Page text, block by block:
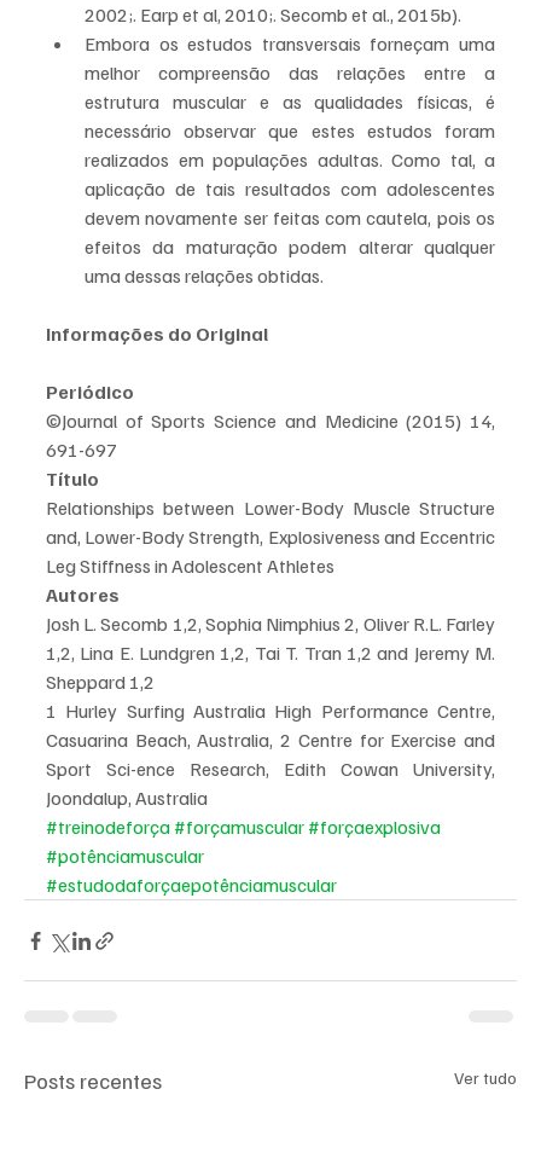
2002;. Earp et al, 2010;. Secomb et al., 2015b).
Embora os estudos transversais forneçam uma
melhor compreensão das relações entre a
estrutura muscular e as qualidades físicas, é
necessário observar que estes estudos foram
realizados em populações adultas. Como tal, a
aplicação de tais resultados com adolescentes
devem novamente ser feitas com cautela, pois os
efeitos da maturação podem alterar qualquer
uma dessas relações obtidas.
Informações do Original
Periódico
©Journal of Sports Science and Medicine (2015) 14,
691-697
Título
Relationships between Lower-Body Muscle Structure
and, Lower-Body Strength, Explosiveness and Eccentric
Leg Stiffness in Adolescent Athletes
Autores
Josh L. Secomb 1,2, Sophia Nimphius 2, Oliver R.L. Farley
1,2, Lina E. Lundgren 1,2, Tai T. Tran 1,2 and Jeremy M.
Sheppard 1,2
1 Hurley Surfing Australia High Performance Centre,
Casuarina Beach, Australia, 2 Centre for Exercise and
Sport Sci-ence Research, Edith Cowan University,
Joondalup, Australia
#treinodeforça #forçamuscular #forçaexplosiva
#potênciamuscular
#estudodaforçaepotênciamuscular
Posts recentes Ver tudo